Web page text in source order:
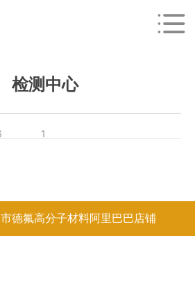
检测中心
1
德氟高分子材料阿里巴巴店铺